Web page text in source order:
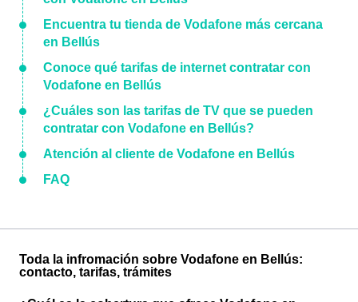
Encuentra tu tienda de Vodafone más cercana
en Bellús
Conoce qué tarifas de internet contratar con
Vodafone en Bellús
¿Cuáles son las tarifas de TV que se pueden
contratar con Vodafone en Bellús?
Atención al cliente de Vodafone en Bellús
FAQ
Toda la infromación sobre Vodafone en Bellús:
contacto, tarifas, trámites